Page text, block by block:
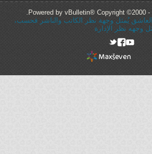
Powered by vBulletin® Copyright ©2000
يُمثل وجهة نظر الكاتب والناشر فحسب،
وجهه نظر الإدارة